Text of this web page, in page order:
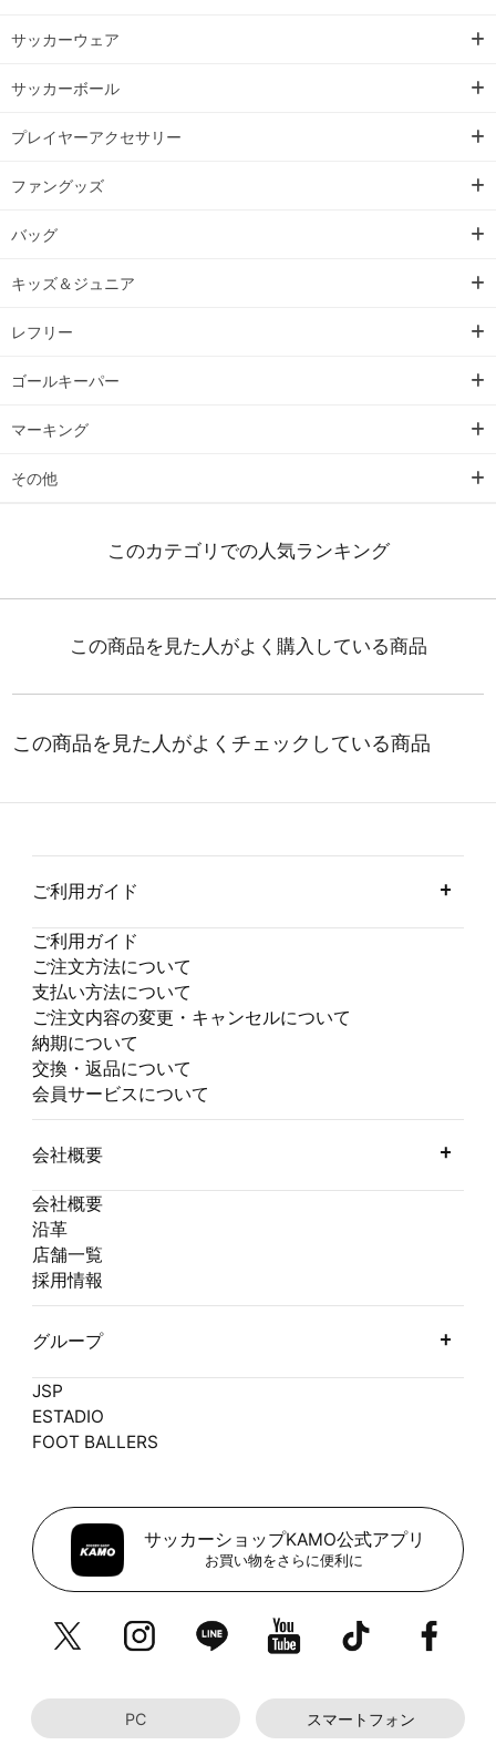
サッカーウェア
サッカーボール
プレイヤーアクセサリー
ファングッズ
バッグ
キッズ＆ジュニア
レフリー
ゴールキーパー
マーキング
その他
ご利用ガイド
ご利用ガイド
ご注文方法について
支払い方法について
ご注文内容の変更・キャンセルについて
納期について
交換・返品について
会員サービスについて
会社概要
会社概要
沿革
店舗一覧
採用情報
グループ
JSP
ESTADIO
FOOT BALLERS
サッカーショップKAMO公式アプリ
お買い物をさらに便利に
PC スマートフォン